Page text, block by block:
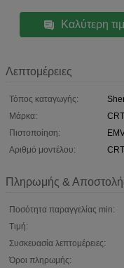
Καλύτερη
Λεπτομέρειες
Τόπος καταγωγής:
Μάρκα:
CRT
Πιστοποίηση:
Αριθμό μοντέλου:
Πληρωμής &
Ποσότητα παραγγελίας min:
Τιμή:
Συσκευασία λεπτομέρειες:
Όροι πληρωμής: